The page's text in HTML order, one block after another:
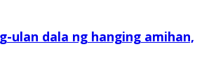
ulan dala ng hanging amihan,